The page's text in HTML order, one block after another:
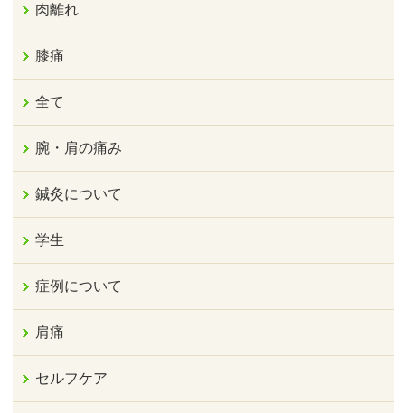
肉離れ
膝痛
全て
腕・肩の痛み
鍼灸について
学生
症例について
肩痛
セルフケア